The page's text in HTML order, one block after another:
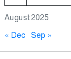
August 2025
« Dec Sep »